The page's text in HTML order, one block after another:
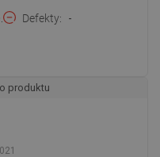
Defekty -
produktu